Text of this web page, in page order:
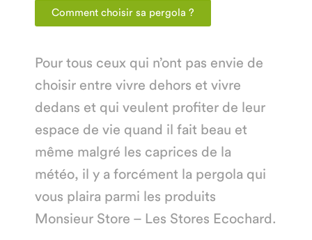
Comment choisir sa pergola ?
Pour tous ceux qui n’ont pas envie de
choisir entre vivre dehors et vivre
dedans et qui veulent profiter de leur
espace de vie quand il fait beau et
même malgré les caprices de la
météo, il y a forcément la pergola qui
vous plaira parmi les produits
Monsieur Store – Les Stores Ecochard.